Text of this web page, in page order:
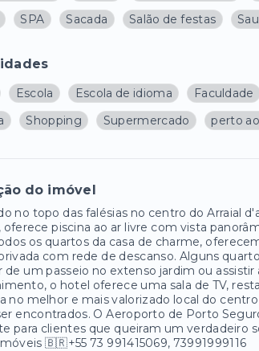
SPA Sacada Salão de festas
Escola Escola de idioma Faculdade
Shopping Supermercado perto
do imóvel
no topo das falésias no centro do Arraial
oferece piscina ao ar livre com vista
os quartos da casa de charme,
com rede de descanso. Alguns
de um passeio no extenso jardim ou
o hotel oferece uma sala de TV,
no melhor e mais valorizado local do
encontrados. O Aeroporto de Porto
para clientes que queiram um verdadeiro
🇧🇷+55 73 991415069, 73991999116